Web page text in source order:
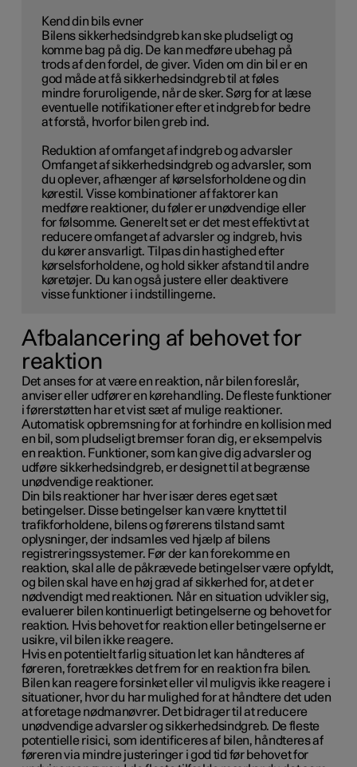
Kend din bils evner
Bilens sikkerhedsindgreb kan ske pludseligt og
komme bag på dig. De kan medføre ubehag på
trods af den fordel, de giver. Viden om din bil er en
god måde at få sikkerhedsindgreb til at føles
mindre foruroligende, når de sker. Sørg for at læse
eventuelle notifikationer efter et indgreb for bedre
at forstå, hvorfor bilen greb ind.
Reduktion af omfanget af indgreb og advarsler
Omfanget af sikkerhedsindgreb og advarsler, som
du oplever, afhænger af kørselsforholdene og din
kørestil. Visse kombinationer af faktorer kan
medføre reaktioner, du føler er unødvendige eller
for følsomme. Generelt set er det mest effektivt at
reducere omfanget af advarsler og indgreb, hvis
du kører ansvarligt. Tilpas din hastighed efter
kørselsforholdene, og hold sikker afstand til andre
køretøjer. Du kan også justere eller deaktivere
visse funktioner i indstillingerne.
Afbalancering af behovet for
reaktion
Det anses for at være en reaktion, når bilen foreslår,
anviser eller udfører en kørehandling. De fleste funktioner
i førerstøtten har et vist sæt af mulige reaktioner.
Automatisk opbremsning for at forhindre en kollision med
en bil, som pludseligt bremser foran dig, er eksempelvis
en reaktion. Funktioner, som kan give dig advarsler og
udføre sikkerhedsindgreb, er designet til at begrænse
unødvendige reaktioner.
Din bils reaktioner har hver især deres eget sæt
betingelser. Disse betingelser kan være knyttet til
trafikforholdene, bilens og førerens tilstand samt
oplysninger, der indsamles ved hjælp af bilens
registreringssystemer. Før der kan forekomme en
reaktion, skal alle de påkrævede betingelser være opfyldt,
og bilen skal have en høj grad af sikkerhed for, at det er
nødvendigt med reaktionen. Når en situation udvikler sig,
evaluerer bilen kontinuerligt betingelserne og behovet for
reaktion. Hvis behovet for reaktion eller betingelserne er
usikre, vil bilen ikke reagere.
Hvis en potentielt farlig situation let kan håndteres af
føreren, foretrækkes det frem for en reaktion fra bilen.
Bilen kan reagere forsinket eller vil muligvis ikke reagere i
situationer, hvor du har mulighed for at håndtere det uden
at foretage nødmanøvrer. Det bidrager til at reducere
unødvendige advarsler og sikkerhedsindgreb. De fleste
potentielle risici, som identificeres af bilen, håndteres af
føreren via mindre justeringer i god tid før behovet for